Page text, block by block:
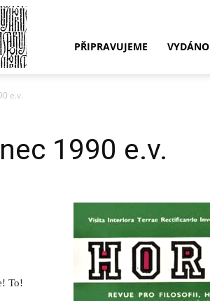
Nakladatelství
PŘIPRAVUJEME VYDÁNO
e.v.
1990 e.v.
To!